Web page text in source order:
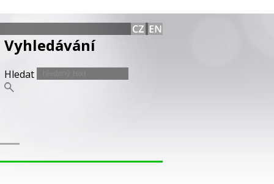
Vyhledávání
Hledat